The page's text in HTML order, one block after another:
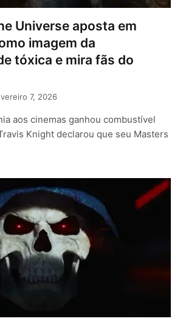
Universe aposta em
imagem da
tóxica e mira fãs do
7, 2026
aos cinemas ganhou combustível
Knight declarou que seu Masters